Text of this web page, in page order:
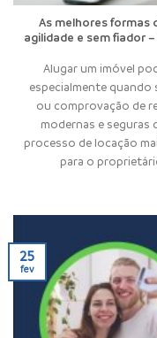
As melhores formas
agilidade e sem fiador
Alugar um imóvel
especialmente quando
ou comprovação de
modernas e seguras
processo de locação
para o
25
fev